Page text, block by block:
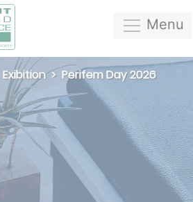
Menu
Exibition Perifem Day 2026